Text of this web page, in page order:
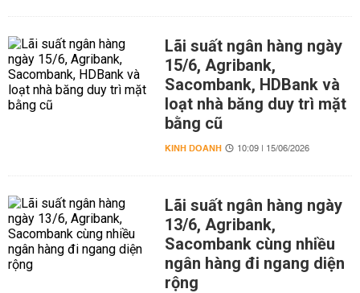
Lãi suất ngân hàng ngày
15/6, Agribank,
Sacombank, HDBank và
loạt nhà băng duy trì mặt
bằng cũ
KINH DOANH 10:09 | 15/06/2026
Lãi suất ngân hàng ngày
13/6, Agribank,
Sacombank cùng nhiều
ngân hàng đi ngang diện
rộng